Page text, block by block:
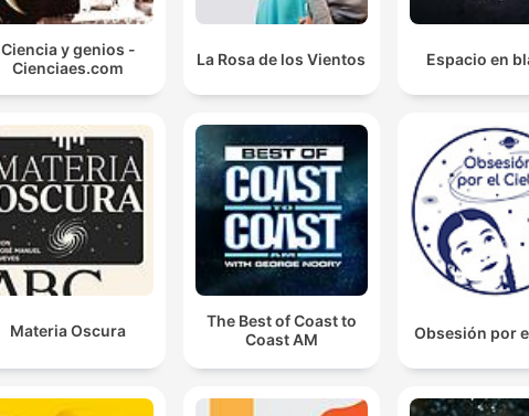
diastoliska kan till och med börja sjunka.
00:16:50 · Förklarar fenomenet isolerad systolisk hypertension
som uppstår vid åldrande på grund av stelare artärer.
Så att vad vi försöker göra det är att spåra
och genetiska förändringar så att man kan hitta de
får högt blodtryck och hjärt-kärlsjukdomar tidigt i
00:29:44 · Beskriver målet med modern forskning kring
biomarkörer för att möjliggöra preventiv behandling.
Ciencia y genios -
Cienciaes.com
La Rosa de los Vientos Espacio en
Materia Oscura
The Best of Coast to
Coast AM
Obsesión por